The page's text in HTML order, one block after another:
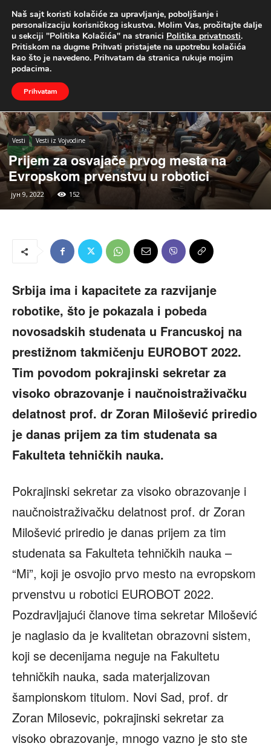
UŽIVO
Naslovna Vesti Vesti iz Vojvodine
Vesti Vesti iz Vojvodine
Prijem za osvajače prvog mesta na
Evropskom prvenstvu u robotici
јун 9, 2022 152
Srbija ima i kapacitete za razvijanje
robotike, što je pokazala i pobeda
novosadskih studenata u Francuskoj na
prestižnom takmičenju EUROBOT 2022.
Tim povodom pokrajinski sekretar za
visoko obrazovanje i naučnoistraživačku
delatnost prof. dr Zoran Milošević priredio
je danas prijem za tim studenata sa
Fakulteta tehničkih nauka.
Pokrajinski sekretar za visoko obrazovanje i
naučnoistraživačku delatnost prof. dr Zoran
Milošević priredio je danas prijem za tim
studenata sa Fakulteta tehničkih nauka –
“Mi”, koji je osvojio prvo mesto na evropskom
prvenstvu u robotici EUROBOT 2022.
Pozdravljajući članove tima sekretar Milošević
je naglasio da je kvalitetan obrazovni sistem,
koji se decenijama neguje na Fakultetu
tehničkih nauka, sada materjalizovan
šampionskom titulom. Novi Sad, prof. dr
Zoran Milosevic, pokrajinski sekretar za
visoko obrazovanje, mnogo vazno je sto ste
Naš sajt koristi kolačiće za upravljanje, poboljšanje i
personalizaciju korisničkog iskustva. Molim Vas, pročitajte dalje
u sekciji "Politika Kolačića" na stranici Politika privatnosti.
Pritiskom na dugme Prihvati pristajete na upotrebu kolačića
kao što je navedeno. Prihvatam da stranica rukuje mojim
podacima.
Prihvatam